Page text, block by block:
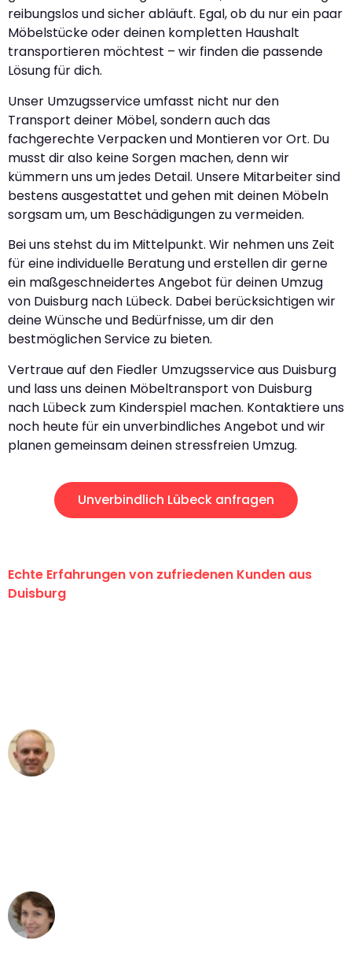
reibungslos und sicher abläuft. Egal, ob du nur ein paar
Möbelstücke oder deinen kompletten Haushalt
transportieren möchtest – wir finden die passende
Lösung für dich.
Unser Umzugsservice umfasst nicht nur den
Transport deiner Möbel, sondern auch das
fachgerechte Verpacken und Montieren vor Ort. Du
musst dir also keine Sorgen machen, denn wir
kümmern uns um jedes Detail. Unsere Mitarbeiter sind
bestens ausgestattet und gehen mit deinen Möbeln
sorgsam um, um Beschädigungen zu vermeiden.
Bei uns stehst du im Mittelpunkt. Wir nehmen uns Zeit
für eine individuelle Beratung und erstellen dir gerne
ein maßgeschneidertes Angebot für deinen Umzug
von Duisburg nach Lübeck. Dabei berücksichtigen wir
deine Wünsche und Bedürfnisse, um dir den
bestmöglichen Service zu bieten.
Vertraue auf den Fiedler Umzugsservice aus Duisburg
und lass uns deinen Möbeltransport von Duisburg
nach Lübeck zum Kinderspiel machen. Kontaktiere uns
noch heute für ein unverbindliches Angebot und wir
planen gemeinsam deinen stressfreien Umzug.
Unverbindlich Lübeck anfragen
Echte Erfahrungen von zufriedenen Kunden aus
Duisburg